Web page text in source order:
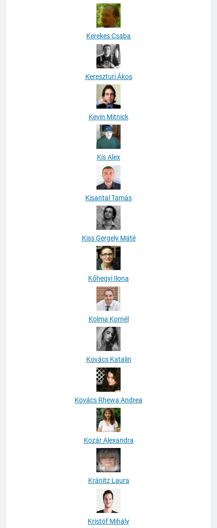
Kerekes Csaba
Kereszturi Ákos
Kevin Mitnick
Kis Alex
Kisantal Tamás
Kiss Gergely Máté
Kőhegyi Ilona
Kolma Kornél
Kovács Katalin
Kovács Rhewa Andrea
Kozár Alexandra
Kránitz Laura
Kristóf Mihály